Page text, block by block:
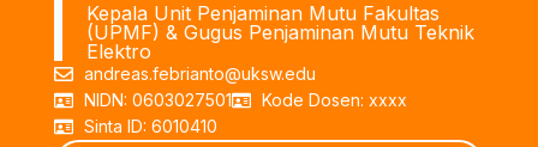
Kepala Unit Penjaminan Mutu Fakultas
(UPMF) & Gugus Penjaminan Mutu Teknik
Elektro
andreas.febrianto@uksw.edu
NIDN: 0603027501
Kode Dosen: xxxx
Sinta ID: 6010410